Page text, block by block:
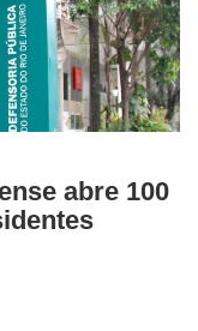
abre 100